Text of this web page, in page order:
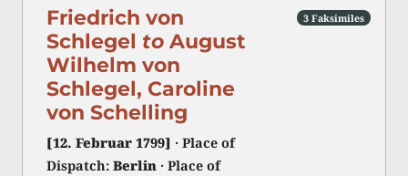
Friedrich von
Schlegel to August
Wilhelm von
Schlegel, Caroline
von Schelling
[12. Februar 1799] · Place of
Dispatch: Berlin · Place of
3 Faksimiles